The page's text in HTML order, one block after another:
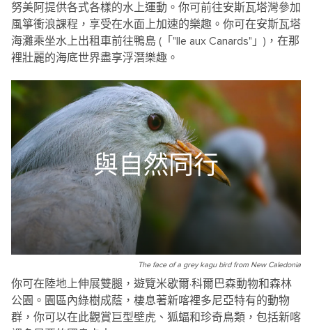
努美阿提供各式各樣的水上運動。你可前往安斯瓦塔灣參加
風箏衝浪課程，享受在水面上加速的樂趣。你可在安斯瓦塔
海灘乘坐水上出租車前往鴨島 (「"Ile aux Canards"」)，在那
裡壯麗的海底世界盡享浮潛樂趣。
與自然同行
The face of a grey kagu bird from New Caledonia
你可在陸地上伸展雙腿，遊覽米歇爾·科爾巴森動物和森林
公園。園區內綠樹成蔭，棲息著新喀裡多尼亞特有的動物
群，你可以在此觀賞巨型壁虎、狐蝠和珍奇鳥類，包括新喀